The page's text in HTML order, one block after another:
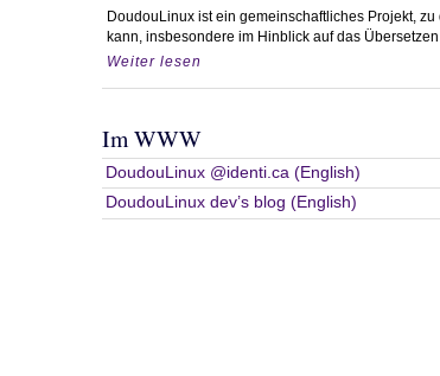
DoudouLinux ist ein gemeinschaftliches Projekt,
kann, insbesondere im Hinblick auf das
Weiter lesen
Im WWW
DoudouLinux @identi.ca (English)
DoudouLinux dev’s blog (English)